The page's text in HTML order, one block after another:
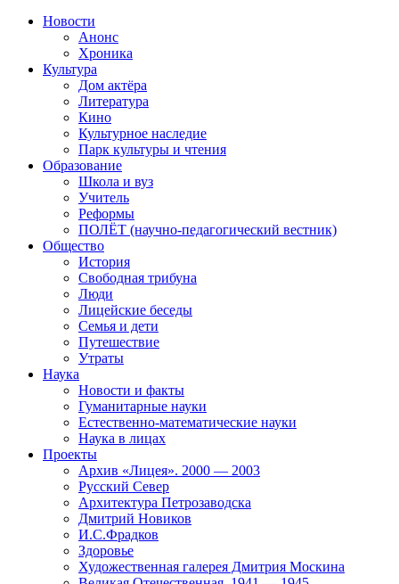
Новости
Анонс
Хроника
Культура
Дом актёра
Литература
Кино
Культурное наследие
Парк культуры и чтения
Образование
Школа и вуз
Учитель
Реформы
ПОЛЁТ (научно-педагогический вестник)
Общество
История
Свободная трибуна
Люди
Лицейские беседы
Семья и дети
Путешествие
Утраты
Наука
Новости и факты
Гуманитарные науки
Естественно-математические науки
Наука в лицах
Проекты
Архив «Лицея». 2000 — 2003
Русский Север
Архитектура Петрозаводска
Дмитрий Новиков
И.С.Фрадков
Здоровье
Художественная галерея Дмитрия Москина